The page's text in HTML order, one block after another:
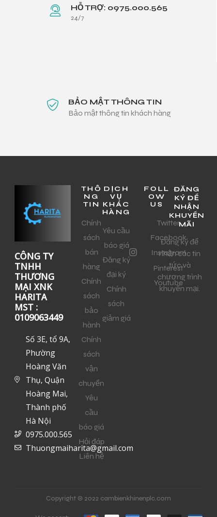
HỖ TRỢ: 0975.000.565
24/7
BẢO MẬT THÔNG TIN
Bảo mật thông tin khách hàng
CÔNG TY
TNHH
THƯƠNG
MẠI XNK
HARITA
MST :
0109063449
Số 3E, tổ 9A,
Phường
Hoàng Văn
Thụ, Quận
Hoàng Mai,
Thành phố
Hà Nội
0975.000.565
Thuongmaiharita@gmail.com
THÔ
NG
TIN
Chính
sách
bán
hàng
Chính
sách
bảo
hành
Chính
sách
vận
chuyển
Yêu
cầu
báo giá
Hỏi đáp
Liên hệ
DỊCH
VỤ
KHÁC
HÀNG
Yêu cầu
báo giá
Đăng ký
đại ký
Chính
sách
giảm giá
FOLL
OW
US
Twitter
Facebook
Instagram
Pinterest
Youtube
ĐĂNG
KÝ ĐỂ
NHẬN
KHUYẾN
MÃI
Đăng ký để
nhận các tin
tức và
chương trình
khuyến mại.
Copyright © 2022 cambienkhinenplc.com